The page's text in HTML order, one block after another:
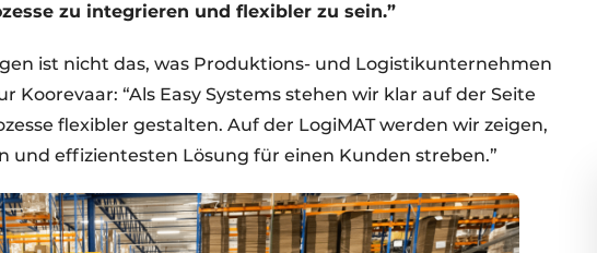
zu integrieren und flexibler zu sein.”
ist nicht das, was Produktions- und Logistikunternehmen
Koorevaar: “Als Easy Systems stehen wir klar auf der Seite
flexibler gestalten. Auf der LogiMAT werden wir zeigen,
und effizientesten Lösung für einen Kunden streben.”